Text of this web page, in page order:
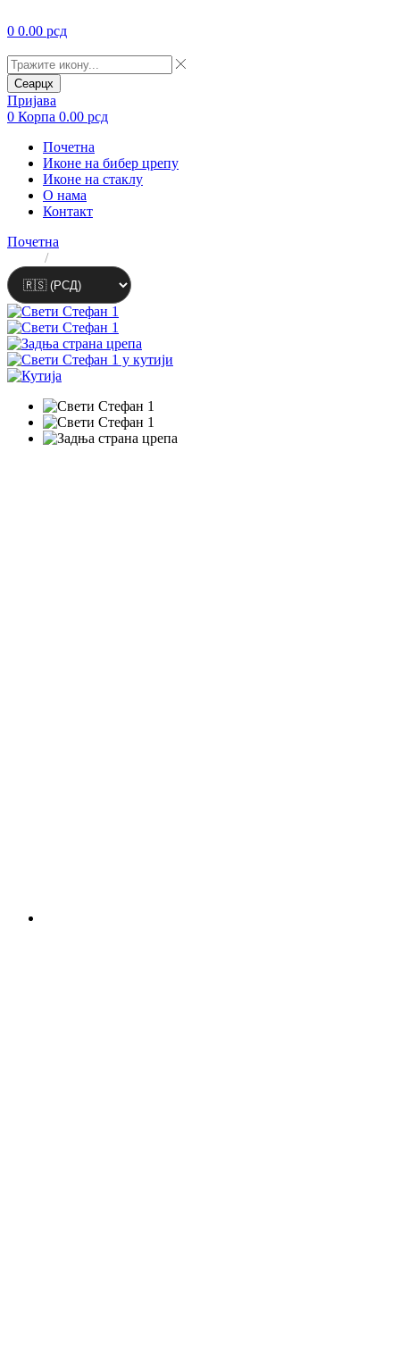
0 0.00 рсд
Сеарцх
Пријава
0 Корпа 0.00 рсд
Почетна
Иконе на бибер црепу
Иконе на стаклу
О нама
Контакт
Почетна
/